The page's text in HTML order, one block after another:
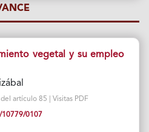
vegetal y su empleo
artículo 85 | Visitas PDF
10779/0107